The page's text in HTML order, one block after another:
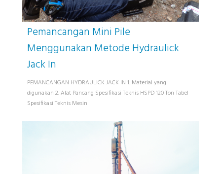
Pemancangan Mini Pile
Menggunakan Metode Hydraulick
Jack In
PEMANCANGAN HYDRAULICK JACK IN 1. Material yang
digunakan 2. Alat Pancang Spesifikasi Teknis HSPD 120 Ton Tabel
Spesifikasi Teknis Mesin